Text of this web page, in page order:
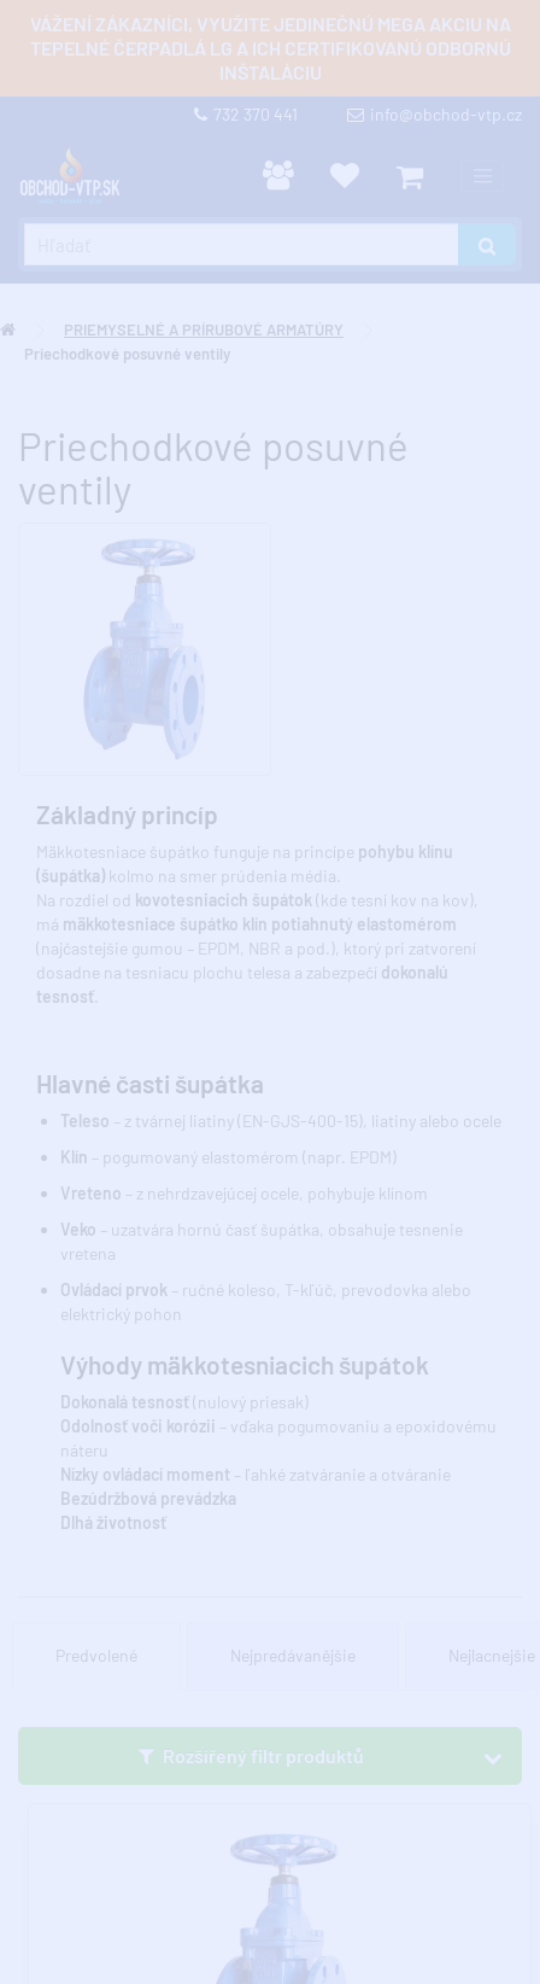
VÁŽENÍ ZÁKAZNÍCI, VYUŽITE JEDINEČNÚ MEGA AKCIU NA
TEPELNÉ ČERPADLÁ LG A ICH CERTIFIKOVANÚ ODBORNÚ
INŠTALÁCIU
732 370 441 info@obchod-vtp.cz
PRIEMYSELNÉ A PRÍRUBOVÉ ARMATÚRY
Priechodkové posuvné ventily
Priechodkové posuvné
ventily
Základný princíp
Mäkkotesniace šupátko funguje na princípe pohybu klínu
(šupátka) kolmo na smer prúdenia média.
Na rozdiel od kovotesniacich šupátok (kde tesní kov na kov),
má mäkkotesniace šupátko klín potiahnutý elastomérom
(najčastejšie gumou – EPDM, NBR a pod.), ktorý pri zatvorení
dosadne na tesniacu plochu telesa a zabezpečí dokonalú
tesnosť
Hlavné časti šupátka
Teleso – z tvárnej liatiny (EN-GJS-400-15), liatiny alebo ocele
Klín – pogumovaný elastomérom (napr. EPDM)
Vreteno – z nehrdzavejúcej ocele, pohybuje klínom
Veko – uzatvára hornú časť šupátka, obsahuje tesnenie
vretena
Ovládací prvok – ručné koleso, T-kľúč, prevodovka alebo
elektrický pohon
Výhody mäkkotesniacich šupátok
Dokonalá tesnosť(nulový priesak)
Odolnosť voči korózii – vďaka pogumovaniu a epoxidovému
náteru
Nízky ovládací moment – ľahké zatváranie a otváranie
Bezúdržbová prevádzka
Dlhá životnosť
Predvolené Nejpredávanějšie Nejlacnejšie
Rozšířený filtr produktů